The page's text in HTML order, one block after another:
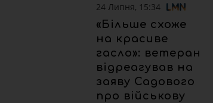
24 Липня, 15:34
«Більше схоже
на красиве
гасло»: ветеран
відреагував на
заяву Садового
про військову